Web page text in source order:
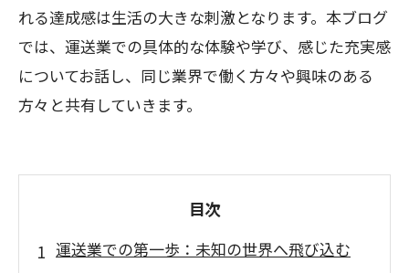
れる達成感は生活の大きな刺激となります。本ブログ
では、運送業での具体的な体験や学び、感じた充実感
についてお話し、同じ業界で働く方々や興味のある
方々と共有していきます。
目次
運送業での第一歩：未知の世界へ飛び込む